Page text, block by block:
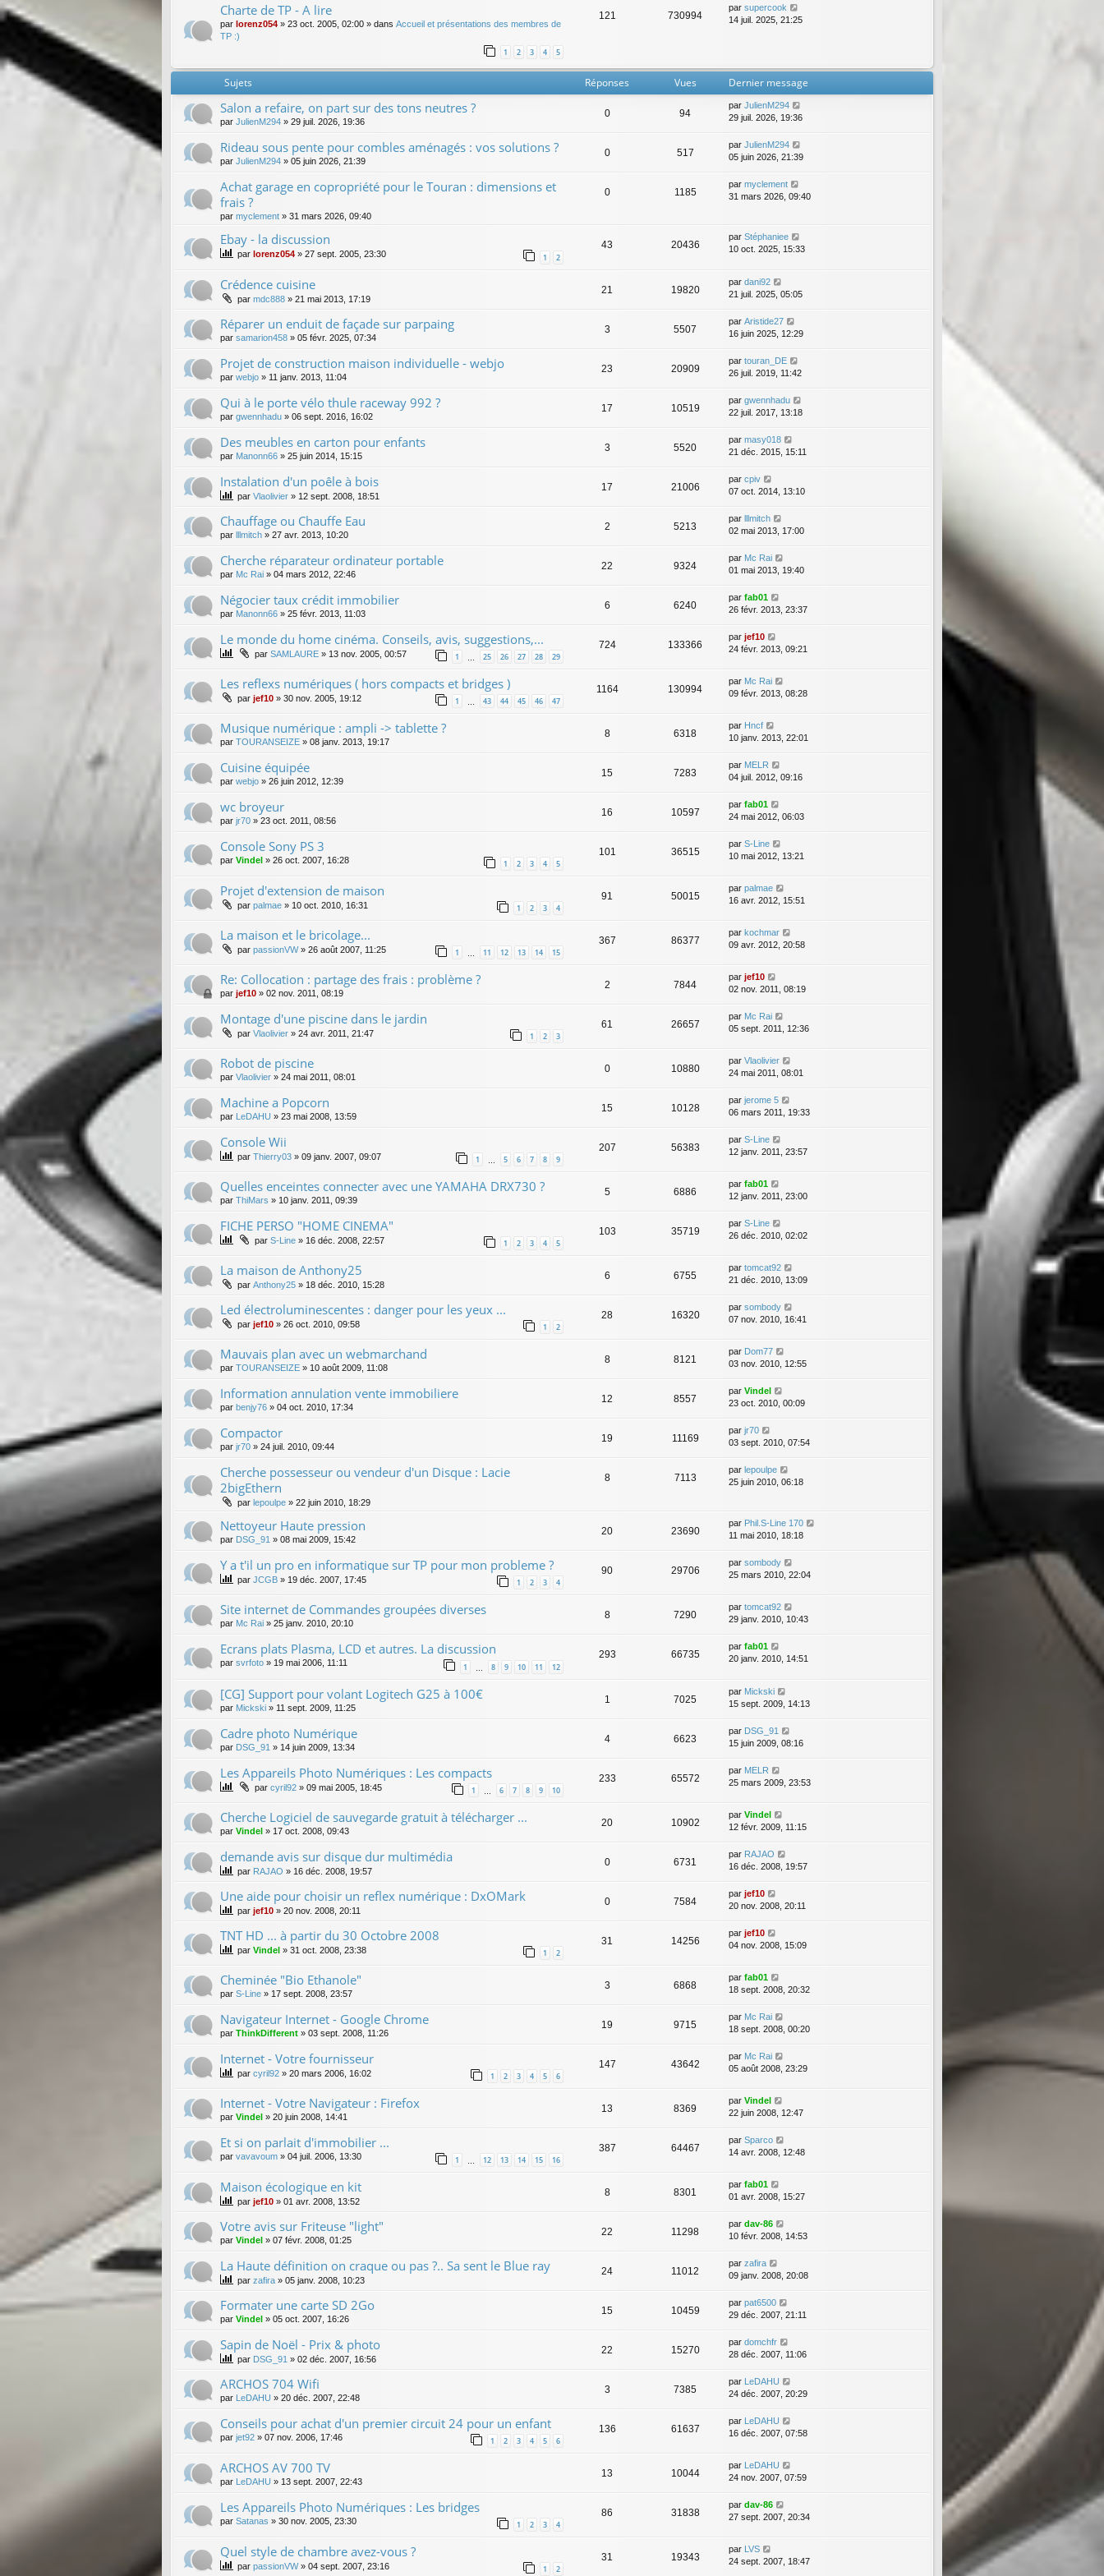
Charte de TP - A lire
par lorenz054 » 23 oct. 2005, 02:00 » dans Accueil et présentations des membres de
TP :)
1 2 3 4 5
121 730994
par supercook
14 juil. 2025, 21:25
Sujets Réponses Vues Dernier message
Salon a refaire, on part sur des tons neutres ?
par JulienM294 » 29 juil. 2026, 19:36
0 94
par JulienM294
29 juil. 2026, 19:36
Rideau sous pente pour combles aménagés : vos solutions ?
par JulienM294 » 05 juin 2026, 21:39
0 517
par JulienM294
05 juin 2026, 21:39
Achat garage en copropriété pour le Touran : dimensions et
frais ?
par myclement » 31 mars 2026, 09:40
0 1185
par myclement
31 mars 2026, 09:40
Ebay - la discussion
par lorenz054 » 27 sept. 2005, 23:30 1 2
43 20436
par Stéphaniee
10 oct. 2025, 15:33
Crédence cuisine
par mdc888 » 21 mai 2013, 17:19
21 19820
par dani92
21 juil. 2025, 05:05
Réparer un enduit de façade sur parpaing
par samarion458 » 05 févr. 2025, 07:34
3 5507
par Aristide27
16 juin 2025, 12:29
Projet de construction maison individuelle - webjo
par webjo » 11 janv. 2013, 11:04
23 20909
par touran_DE
26 juil. 2019, 11:42
Qui à le porte vélo thule raceway 992 ?
par gwennhadu » 06 sept. 2016, 16:02
17 10519
par gwennhadu
22 juil. 2017, 13:18
Des meubles en carton pour enfants
par Manonn66 » 25 juin 2014, 15:15
3 5520
par masy018
21 déc. 2015, 15:11
Instalation d'un poêle à bois
par Vlaolivier » 12 sept. 2008, 18:51
17 21006
par cpiv
07 oct. 2014, 13:10
Chauffage ou Chauffe Eau
par lllmitch » 27 avr. 2013, 10:20
2 5213
par lllmitch
02 mai 2013, 17:00
Cherche réparateur ordinateur portable
par Mc Rai » 04 mars 2012, 22:46
22 9324
par Mc Rai
01 mai 2013, 19:40
Négocier taux crédit immobilier
par Manonn66 » 25 févr. 2013, 11:03
6 6240
par fab01
26 févr. 2013, 23:37
Le monde du home cinéma. Conseils, avis, suggestions,...
par SAMLAURE » 13 nov. 2005, 00:57 1 25 26 27 28 29
724 133366
par jef10
24 févr. 2013, 09:21
Les reflexs numériques ( hors compacts et bridges )
par jef10 » 30 nov. 2005, 19:12 1 43 44 45 46 47
1164 130994
par Mc Rai
09 févr. 2013, 08:28
Musique numérique : ampli -> tablette ?
par TOURANSEIZE » 08 janv. 2013, 19:17
8 6318
par Hncf
10 janv. 2013, 22:01
Cuisine équipée
par webjo » 26 juin 2012, 12:39
15 7283
par MELR
04 juil. 2012, 09:16
wc broyeur
par jr70 » 23 oct. 2011, 08:56
16 10597
par fab01
24 mai 2012, 06:03
Console Sony PS 3
par Vindel » 26 oct. 2007, 16:28 1 2 3 4 5
101 36515
par S-Line
10 mai 2012, 13:21
Projet d'extension de maison
par palmae » 10 oct. 2010, 16:31 1 2 3 4
91 50015
par palmae
16 avr. 2012, 15:51
La maison et le bricolage...
par passionVW» 26 août 2007, 11:25 1 11 12 13 14 15
367 86377
par kochmar
09 avr. 2012, 20:58
Re: Collocation : partage des frais : problème ?
par jef10 » 02 nov. 2011, 08:19
2 7844
par jef10
02 nov. 2011, 08:19
Montage d'une piscine dans le jardin
par Vlaolivier » 24 avr. 2011, 21:47 1 2 3
61 26657
par Mc Rai
05 sept. 2011, 12:36
Robot de piscine
par Vlaolivier » 24 mai 2011, 08:01
0 10880
par Vlaolivier
24 mai 2011, 08:01
Machine a Popcorn
par LeDAHU » 23 mai 2008, 13:59
15 10128
par jerome 5
06 mars 2011, 19:33
Console Wii
par Thierry03 » 09 janv. 2007, 09:07 1 … 5 6 7 8 9
207 56383
par S-Line
12 janv. 2011, 23:57
Quelles enceintes connecter avec une YAMAHA DRX730 ?
par ThiMars » 10 janv. 2011, 09:39
5 6886
par fab01
12 janv. 2011, 23:00
FICHE PERSO "HOME CINEMA"
par S-Line » 16 déc. 2008, 22:57 1 2 3 4 5
103 35719
par S-Line
26 déc. 2010, 02:02
La maison de Anthony25
par Anthony25 » 18 déc. 2010, 15:28
6 6755
par tomcat92
21 déc. 2010, 13:09
Led électroluminescentes : danger pour les yeux ...
par jef10 » 26 oct. 2010, 09:58 1 2
28 16320
par sombody
07 nov. 2010, 16:41
Mauvais plan avec un webmarchand
par TOURANSEIZE » 10 août 2009, 11:08
8 8121
par Dom77
03 nov. 2010, 12:55
Information annulation vente immobiliere
par benjy76 » 04 oct. 2010, 17:34
12 8557
par Vindel
23 oct. 2010, 00:09
Compactor
par jr70 » 24 juil. 2010, 09:44
19 11169
par jr70
03 sept. 2010, 07:54
Cherche possesseur ou vendeur d'un Disque : Lacie
2bigEthern
par lepoulpe » 22 juin 2010, 18:29
8 7113
par lepoulpe
25 juin 2010, 06:18
Nettoyeur Haute pression
par DSG_91 » 08 mai 2009, 15:42
20 23690
par Phil.S-Line 170
11 mai 2010, 18:18
Y a t'il un pro en informatique sur TP pour mon probleme ?
par JCGB » 19 déc. 2007, 17:45 1 2 3 4
90 29706
par sombody
25 mars 2010, 22:04
Site internet de Commandes groupées diverses
par Mc Rai » 25 janv. 2010, 20:10
8 7290
par tomcat92
29 janv. 2010, 10:43
Ecrans plats Plasma, LCD et autres. La discussion
par svrfoto » 19 mai 2006, 11:11 1 8 9 10 11 12
293 66735
par fab01
20 janv. 2010, 14:51
[CG] Support pour volant Logitech G25 à 100€
par Mickski » 11 sept. 2009, 11:25
1 7025
par Mickski
15 sept. 2009, 14:13
Cadre photo Numérique
par DSG_91 » 14 juin 2009, 13:34
4 6623
par DSG_91
15 juin 2009, 08:16
Les Appareils Photo Numériques : Les compacts
par cyril92 » 09 mai 2005, 18:45 1 6 7 8 9 10
233 65572
par MELR
25 mars 2009, 23:53
Cherche Logiciel de sauvegarde gratuit à télécharger ...
par Vindel » 17 oct. 2008, 09:43
20 10902
par Vindel
12 févr. 2009, 11:15
demande avis sur disque dur multimédia
par RAJAO » 16 déc. 2008, 19:57
0 6731
par RAJAO
16 déc. 2008, 19:57
Une aide pour choisir un reflex numérique : DxOMark
par jef10 » 20 nov. 2008, 20:11
0 7584
par jef10
20 nov. 2008, 20:11
TNT HD ... à partir du 30 Octobre 2008
par Vindel » 31 oct. 2008, 23:38 1 2
31 14256
par jef10
04 nov. 2008, 15:09
Cheminée "Bio Ethanole"
par S-Line » 17 sept. 2008, 23:57
3 6868
par fab01
18 sept. 2008, 20:32
Navigateur Internet - Google Chrome
par ThinkDifferent » 03 sept. 2008, 11:26
19 9715
par Mc Rai
18 sept. 2008, 00:20
Internet - Votre fournisseur
par cyril92 » 20 mars 2006, 16:02 1 2 3 4 5 6
147 43642
par Mc Rai
05 août 2008, 23:29
Internet - Votre Navigateur : Firefox
par Vindel » 20 juin 2008, 14:41
13 8369
par Vindel
22 juin 2008, 12:47
Et si on parlait d'immobilier ...
par vavavoum » 04 juil. 2006, 13:30 1 12 13 14 15 16
387 64467
par Sparco
14 avr. 2008, 12:48
Maison écologique en kit
par jef10 » 01 avr. 2008, 13:52
8 8301
par fab01
01 avr. 2008, 15:27
Votre avis sur Friteuse "light"
par Vindel » 07 févr. 2008, 01:25
22 11298
par dav-86
10 févr. 2008, 14:53
La Haute définition on craque ou pas ?.. Sa sent le Blue ray
par zafira » 05 janv. 2008, 10:23
24 11012
par zafira
09 janv. 2008, 20:08
Formater une carte SD 2Go
par Vindel » 05 oct. 2007, 16:26
15 10459
par pat6500
29 déc. 2007, 21:11
Sapin de Noël - Prix & photo
par DSG_91 » 02 déc. 2007, 16:56
22 15270
par domchfr
28 déc. 2007, 11:06
ARCHOS 704 Wifi
par LeDAHU » 20 déc. 2007, 22:48
3 7385
par LeDAHU
24 déc. 2007, 20:29
Conseils pour achat d'un premier circuit 24 pour un enfant
par jet92 » 07 nov. 2006, 17:46 1 2 3 4 5 6
136 61637
par LeDAHU
16 déc. 2007, 07:58
ARCHOS AV 700 TV
par LeDAHU » 13 sept. 2007, 22:43
13 10044
par LeDAHU
24 nov. 2007, 07:59
Les Appareils Photo Numériques : Les bridges
par Satanas » 30 nov. 2005, 23:30 1 2 3 4
86 31838
par dav-86
27 sept. 2007, 20:34
Quel style de chambre avez-vous ?
par passionVW» 04 sept. 2007, 23:16 1 2
31 19343
par LVS
24 sept. 2007, 18:47